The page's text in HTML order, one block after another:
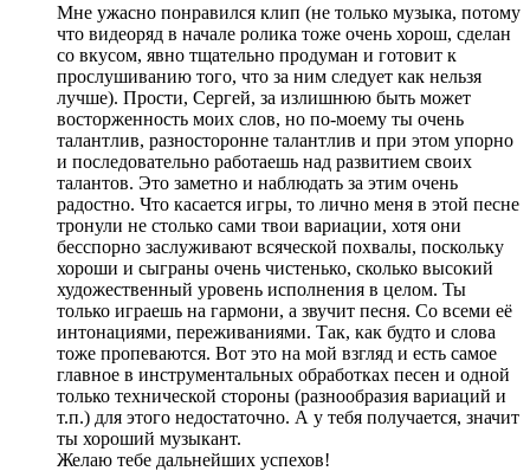
Мне ужасно понравился клип (не только музыка, потому
что видеоряд в начале ролика тоже очень хорош, сделан
со вкусом, явно тщательно продуман и готовит к
прослушиванию того, что за ним следует как нельзя
лучше). Прости, Сергей, за излишнюю быть может
восторженность моих слов, но по-моему ты очень
талантлив, разносторонне талантлив и при этом упорно
и последовательно работаешь над развитием своих
талантов. Это заметно и наблюдать за этим очень
радостно. Что касается игры, то лично меня в этой песне
тронули не столько сами твои вариации, хотя они
бесспорно заслуживают всяческой похвалы, поскольку
хороши и сыграны очень чистенько, сколько высокий
художественный уровень исполнения в целом. Ты
только играешь на гармони, а звучит песня. Со всеми её
интонациями, переживаниями. Так, как будто и слова
тоже пропеваются. Вот это на мой взгляд и есть самое
главное в инструментальных обработках песен и одной
только технической стороны (разнообразия вариаций и
т.п.) для этого недостаточно. А у тебя получается, значит
ты хороший музыкант.
Желаю тебе дальнейших успехов!